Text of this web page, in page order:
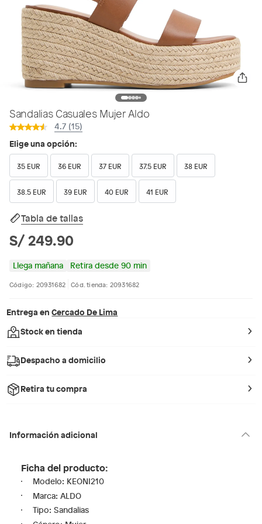
Sandalias Casuales Mujer Aldo
4.7 (15)
Elige una opción:
35 EUR 36 EUR 37 EUR 37.5 EUR 38 EUR
38.5 EUR 39 EUR 40 EUR 41 EUR
Tabla de tallas
S/ 249.90
Llega mañana Retira desde 90 min
Código: 20931682 Cód. tienda: 20931682
Entrega en Cercado De Lima
Stock en tienda
Despacho a domicilio
Retira tu compra
Información adicional
Ficha del producto:
Modelo: KEONI210
Marca: ALDO
Tipo: Sandalias